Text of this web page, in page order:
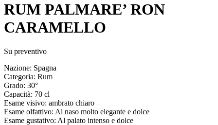
RUM PALMARE’ RON
CARAMELLO
Su preventivo
Nazione: Spagna
Categoria: Rum
Grado: 30°
Capacità: 70 cl
Esame visivo: ambrato chiaro
Esame olfattivo: Al naso molto elegante e dolce
Esame gustativo: Al palato intenso e dolce